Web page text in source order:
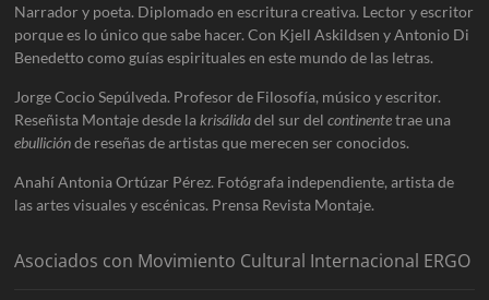
Narrador y poeta. Diplomado en escritura creativa. Lector y escritor
porque es lo único que sabe hacer. Con Kjell Askildsen y Antonio Di
Benedetto como guías espirituales en este mundo de las letras.
Jorge Cocio Sepúlveda. Profesor de Filosofía, músico y escritor.
Reseñista Montaje desde lakrisálidadel sur delcontinentetrae una
ebulliciónde reseñas de artistas que merecen ser conocidos.
Anahí Antonia Ortúzar Pérez. Fotógrafa independiente, artista de
las artes visuales y escénicas. Prensa Revista Montaje.
Asociados con Movimiento Cultural Internacional ERGO